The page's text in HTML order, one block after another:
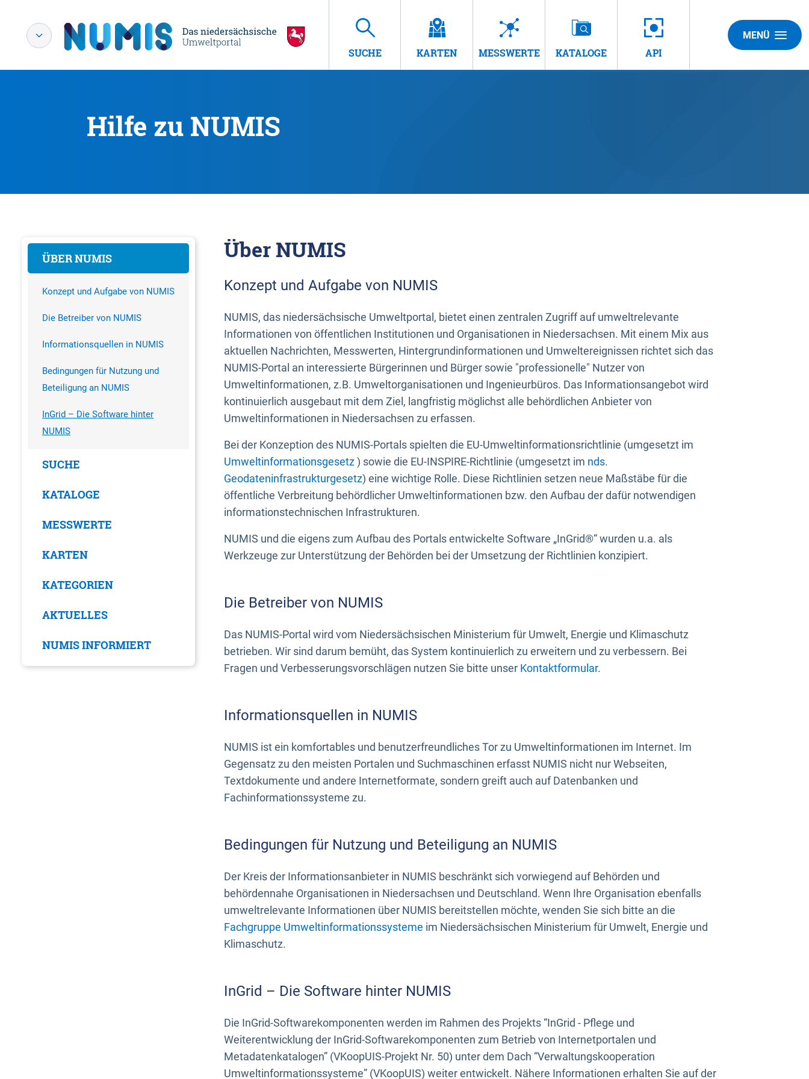
SUCHE KARTEN MESSWERTE KATALOGE API
MENÜ
Hilfe zu NUMIS
ÜBER NUMIS
Konzept und Aufgabe von NUMIS
Die Betreiber von NUMIS
Informationsquellen in NUMIS
Bedingungen für Nutzung und
Beteiligung an NUMIS
InGrid – Die Software hinter
NUMIS
SUCHE
KATALOGE
MESSWERTE
KARTEN
KATEGORIEN
AKTUELLES
NUMIS INFORMIERT
Über NUMIS
Konzept und Aufgabe von NUMIS
NUMIS, das niedersächsische Umweltportal, bietet einen zentralen Zugriff auf umweltrelevante
Informationen von öffentlichen Institutionen und Organisationen in Niedersachsen. Mit einem Mix aus
aktuellen Nachrichten, Messwerten, Hintergrundinformationen und Umweltereignissen richtet sich das
NUMIS-Portal an interessierte Bürgerinnen und Bürger sowie "professionelle" Nutzer von
Umweltinformationen, z.B. Umweltorganisationen und Ingenieurbüros. Das Informationsangebot wird
kontinuierlich ausgebaut mit dem Ziel, langfristig möglichst alle behördlichen Anbieter von
Umweltinformationen in Niedersachsen zu erfassen.
Bei der Konzeption des NUMIS-Portals spielten die EU-Umweltinformationsrichtlinie (umgesetzt im
Umweltinformationsgesetz) sowie die EU-INSPIRE-Richtlinie (umgesetzt im nds.
Geodateninfrastrukturgesetz) eine wichtige Rolle. Diese Richtlinien setzen neue Maßstäbe für die
öffentliche Verbreitung behördlicher Umweltinformationen bzw. den Aufbau der dafür notwendigen
informationstechnischen Infrastrukturen.
NUMIS und die eigens zum Aufbau des Portals entwickelte Software „InGrid®“ wurden u.a. als
Werkzeuge zur Unterstützung der Behörden bei der Umsetzung der Richtlinien konzipiert.
Die Betreiber von NUMIS
Das NUMIS-Portal wird vom Niedersächsischen Ministerium für Umwelt, Energie und Klimaschutz
betrieben. Wir sind darum bemüht, das System kontinuierlich zu erweitern und zu verbessern. Bei
Fragen und Verbesserungsvorschlägen nutzen Sie bitte unser Kontaktformular.
Informationsquellen in NUMIS
NUMIS ist ein komfortables und benutzerfreundliches Tor zu Umweltinformationen im Internet. Im
Gegensatz zu den meisten Portalen und Suchmaschinen erfasst NUMIS nicht nur Webseiten,
Textdokumente und andere Internetformate, sondern greift auch auf Datenbanken und
Fachinformationssysteme zu.
Bedingungen für Nutzung und Beteiligung an NUMIS
Der Kreis der Informationsanbieter in NUMIS beschränkt sich vorwiegend auf Behörden und
behördennahe Organisationen in Niedersachsen und Deutschland. Wenn Ihre Organisation ebenfalls
umweltrelevante Informationen über NUMIS bereitstellen möchte, wenden Sie sich bitte an die
Fachgruppe Umweltinformationssysteme im Niedersächsischen Ministerium für Umwelt, Energie und
Klimaschutz.
InGrid – Die Software hinter NUMIS
Die InGrid-Softwarekomponenten werden im Rahmen des Projekts “InGrid - Pflege und
Weiterentwicklung der InGrid-Softwarekomponenten zum Betrieb von Internetportalen und
Metadatenkatalogen” (VKoopUIS-Projekt Nr. 50) unter dem Dach “Verwaltungskooperation
Umweltinformationssysteme” (VKoopUIS) weiter entwickelt. Nähere Informationen erhalten Sie auf der